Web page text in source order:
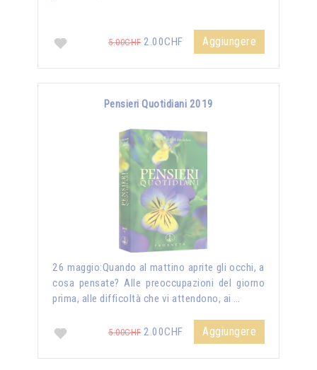
5.00CHF2.00CHF Aggiungere
Pensieri Quotidiani 2019
26 maggio:Quando al mattino aprite gli occhi, a
cosa pensate? Alle preoccupazioni del giorno
prima, alle difficoltà che vi attendono, ai …
5.00CHF2.00CHF Aggiungere